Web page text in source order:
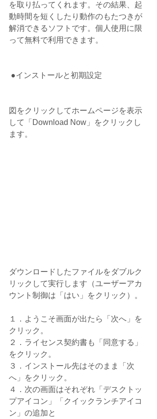
を取り払ってくれます。その結果、起
動時間を短くしたり動作のもたつきが
解消できるソフトです。個人使用に限
って無料で利用できます。
●インストールと初期設定
図をクリックしてホームページを表示
して「Download Now」をクリックし
ます。
ダウンロードしたファイルをダブルク
リックして実行します（ユーザーアカ
ウント制御は「はい」をクリック）。
１．ようこそ画面が出たら「次へ」を
クリック。
２．ライセンス契約書も「同意する」
をクリック。
３．インストール先はそのまま「次
へ」をクリック。
４．次の画面はそれぞれ「デスクトッ
プアイコン」「クイックランチアイコ
ン」の追加と